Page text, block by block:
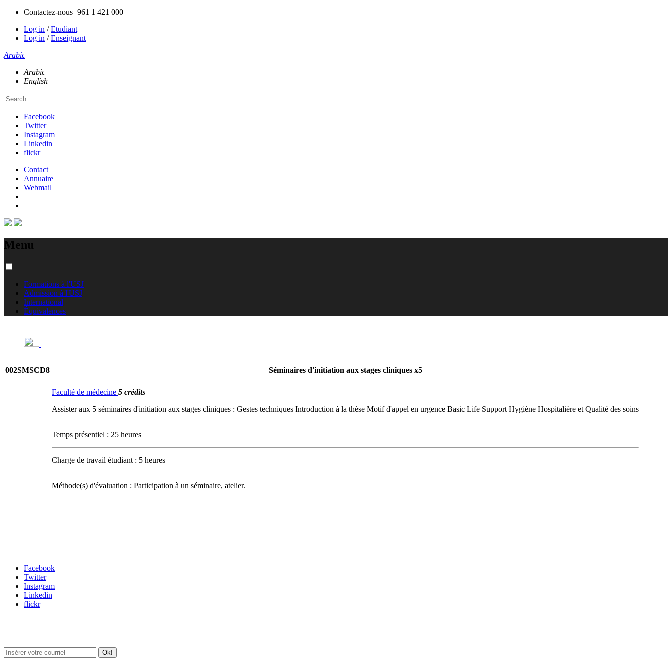
Contactez-nous+961 1 421 000
Log in /Etudiant
Log in /Enseignant
Arabic
Arabic
English
Facebook
Twitter
Instagram
Linkedin
flickr
Contact
Annuaire
Webmail
Menu
Formations à l'USJ
Admission à l'USJ
International
Équivalences
002SMSCD8 Séminaires d'initiation aux stages cliniques x5
Faculté de médecine 5 crédits
Assister aux 5 séminaires d'initiation aux stages cliniques : Gestes techniques Introduction à la thèse Motif d'appel en urgence Basic Life Support Hygiène Hospitalière et Qualité des soins
Temps présentiel : 25 heures
Charge de travail étudiant : 5 heures
Méthode(s) d'évaluation : Participation à un séminaire, atelier.
Facebook
Twitter
Instagram
Linkedin
flickr